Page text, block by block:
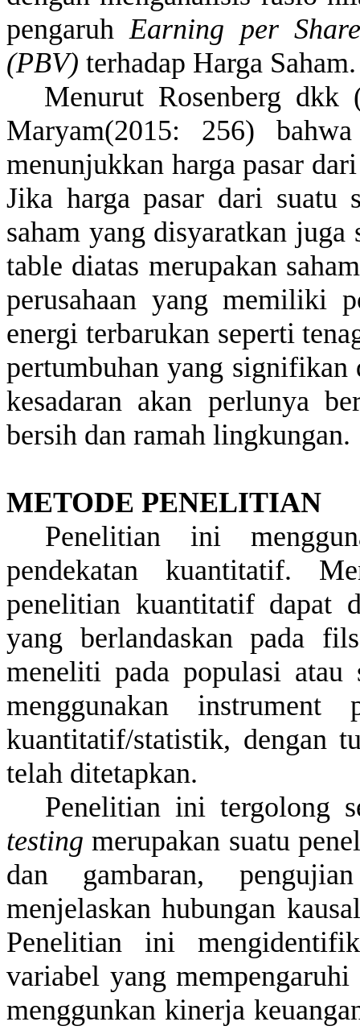
pengaruh Earning per
(PBV) terhadap Harga Saham.
Menurut Rosenberg dkk
Maryam(2015: 256) bahwa
menunjukkan harga pasar dari
Jika harga pasar dari suatu
saham yang disyaratkan juga
table diatas merupakan saham
perusahaan yangmemiliki
energi terbarukan seperti
pertumbuhan yang signifikan
kesadaran akan perlunya
bersih dan ramah lingkungan.
METODE PENELITIAN
Penelitian ini
pendekatan kuantitatif.
penelitian kuantitatif dapat
yang berlandaskan pada
meneliti pada populasi atau
menggunakan
kuantitatif/statistik, dengan
telah ditetapkan.
Penelitian ini tergolong
testing merupakan suatu
dan gambaran,
menjelaskan hubungan
Penelitian ini
variabel yang
menggunkan kinerja